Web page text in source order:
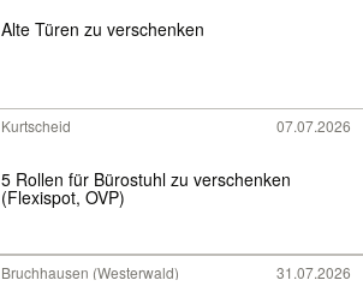
Alte Türen zu verschenken
Kurtscheid 07.07.2026
5 Rollen für Bürostuhl zu verschenken
(Flexispot, OVP)
Bruchhausen (Westerwald) 31.07.2026